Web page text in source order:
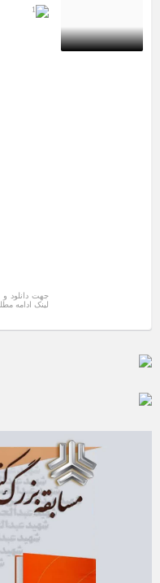
مراسم بزرگداشت
جهت دانلود
لینک ادامه